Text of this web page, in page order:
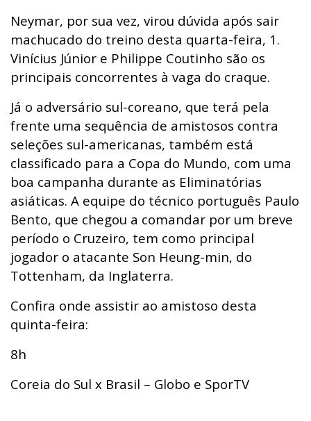
Neymar, por sua vez, virou dúvida após sair
machucado do treino desta quarta-feira, 1.
Vinícius Júnior e Philippe Coutinho são os
principais concorrentes à vaga do craque.
Já o adversário sul-coreano, que terá pela
frente uma sequência de amistosos contra
seleções sul-americanas, também está
classificado para a Copa do Mundo, com uma
boa campanha durante as Eliminatórias
asiáticas. A equipe do técnico português Paulo
Bento, que chegou a comandar por um breve
período o Cruzeiro, tem como principal
jogador o atacante Son Heung-min, do
Tottenham, da Inglaterra.
Confira onde assistir ao amistoso desta
quinta-feira:
8h
Coreia do Sul x Brasil – Globo e SporTV